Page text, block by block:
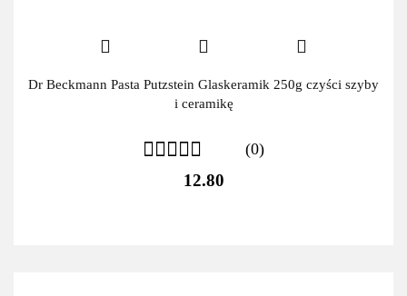
Dr Beckmann Pasta Putzstein Glaskeramik 250g czyści szyby
i ceramikę
(0)
12.80